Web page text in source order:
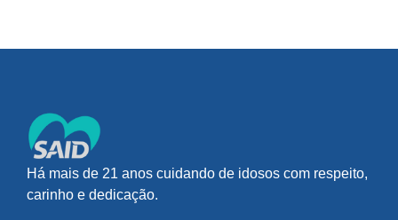
Há mais de 21 anos cuidando de idosos com respeito,
carinho e dedicação.